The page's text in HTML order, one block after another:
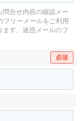
合せ内容の確認メー
リーメールをご利用
す。 迷惑メールのフ
必須